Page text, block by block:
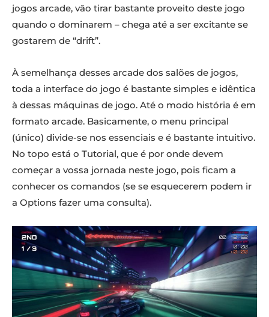
jogos arcade, vão tirar bastante proveito deste jogo
quando o dominarem – chega até a ser excitante se
gostarem de “drift”.
À semelhança desses arcade dos salões de jogos,
toda a interface do jogo é bastante simples e idêntica
à dessas máquinas de jogo. Até o modo história é em
formato arcade. Basicamente, o menu principal
(único) divide-se nos essenciais e é bastante intuitivo.
No topo está o Tutorial, que é por onde devem
começar a vossa jornada neste jogo, pois ficam a
conhecer os comandos (se se esquecerem podem ir
a Options fazer uma consulta).